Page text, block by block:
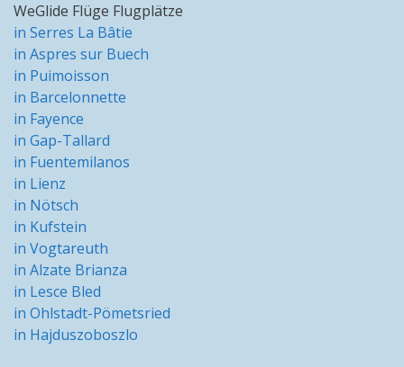
WeGlide Flüge Flugplätze
in Serres La Bâtie
in Aspres sur Buech
in Puimoisson
in Barcelonnette
in Fayence
in Gap-Tallard
in Fuentemilanos
in Lienz
in Nötsch
in Kufstein
in Vogtareuth
in Alzate Brianza
in Lesce Bled
in Ohlstadt-Pömetsried
in Hajduszoboszlo